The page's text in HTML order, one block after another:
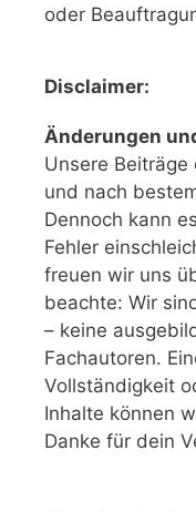
oder
Disclaimer:
Änderungen
Unsere
und nach
Dennoch kann
Fehler
freuen wir uns
beachte: Wir
– keine
Fachautoren.
Vollständigkeit
Inhalte können
Danke für dein